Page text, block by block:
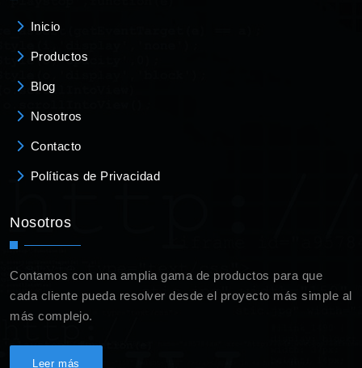
Inicio
Productos
Blog
Nosotros
Contacto
Políticas de Privacidad
Nosotros
Contamos con una amplia gama de productos para que
cada cliente pueda resolver desde el proyecto más simple al
más complejo.
Leer más